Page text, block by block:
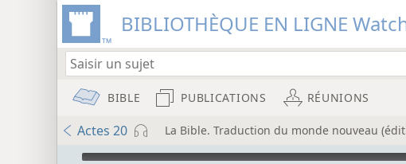
BIBLIOTHÈQUE EN LIGNE
BIBLE PUBLICATIONS RÉUNIONS
Actes 20 La Bible. Traduction du monde nouveau
Audio Player